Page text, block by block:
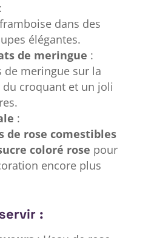
:
dans des
élégantes.
de meringue :
de meringue sur la
croquant et un joli
:
de rose comestibles
coloré rose pour
encore plus
: